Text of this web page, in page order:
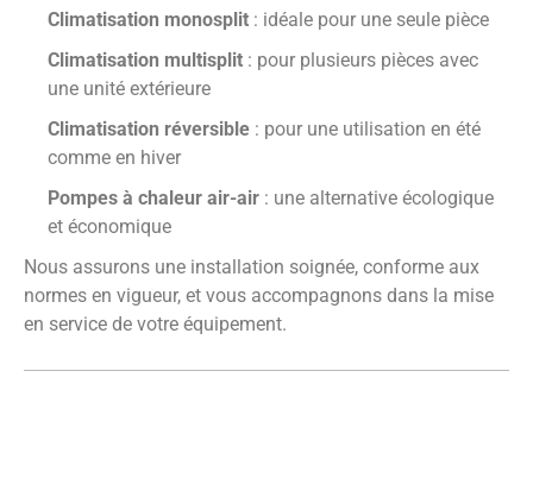
Climatisation monosplit : idéale pour une seule pièce
Climatisation multisplit : pour plusieurs pièces avec
une unité extérieure
Climatisation réversible : pour une utilisation en été
comme en hiver
Pompes à chaleur air-air : une alternative écologique
et économique
Nous assurons une installation soignée, conforme aux
normes en vigueur, et vous accompagnons dans la mise
en service de votre équipement.